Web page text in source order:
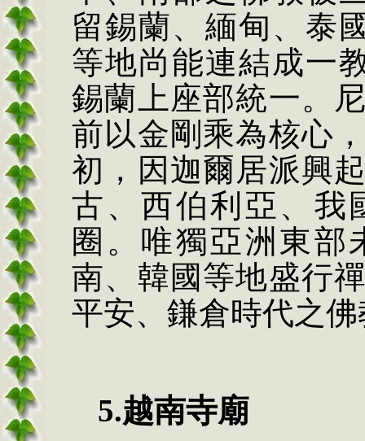
留錫蘭、緬甸、泰
等地尚能連結成一
錫蘭上座部統一。
前以金剛乘為核心
初，因迦爾居派興
古、西伯利亞、我
圈。唯獨亞洲東部
南、韓國等地盛行
平安、鎌倉時代之
5.越南寺廟